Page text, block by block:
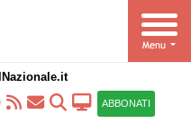
IlNazionale.it
ABBONATI